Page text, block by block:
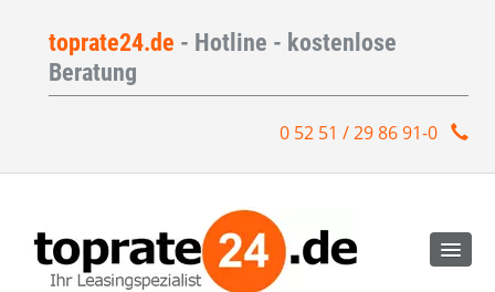
toprate24.de - Hotline - kostenlose
Beratung
0 52 51 / 29 86 91-0